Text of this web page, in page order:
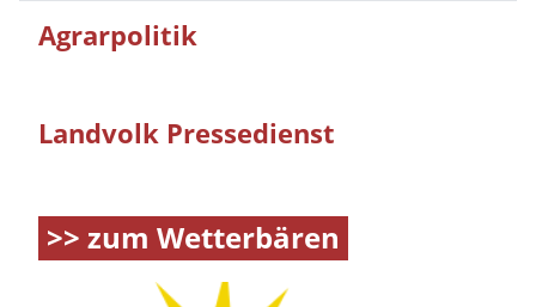
Agrarpolitik
Landvolk Pressedienst
>> zum Wetterbären